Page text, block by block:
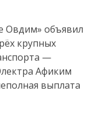
Овдим» объявил
крупных
—
Афиким
выплата